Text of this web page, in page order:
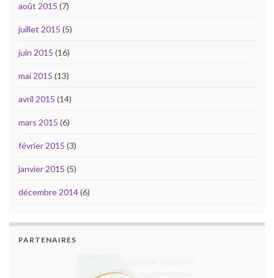
août 2015 (7)
juillet 2015 (5)
juin 2015 (16)
mai 2015 (13)
avril 2015 (14)
mars 2015 (6)
février 2015 (3)
janvier 2015 (5)
décembre 2014(6)
PARTENAIRES